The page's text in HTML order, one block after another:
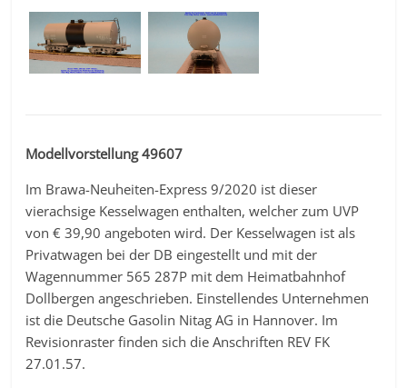
Modellvorstellung 49607
Im Brawa-Neuheiten-Express 9/2020 ist dieser
vierachsige Kesselwagen enthalten, welcher zum UVP
von € 39,90 angeboten wird. Der Kesselwagen ist als
Privatwagen bei der DB eingestellt und mit der
Wagennummer 565 287P mit dem Heimatbahnhof
Dollbergen angeschrieben. Einstellendes Unternehmen
ist die Deutsche Gasolin Nitag AG in Hannover. Im
Revisionraster finden sich die Anschriften REV FK
27.01.57.